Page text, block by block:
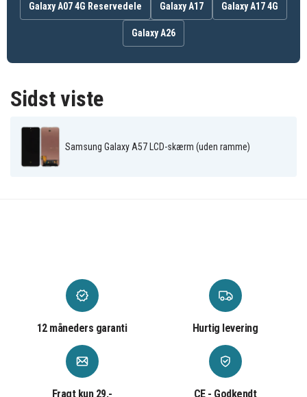
Galaxy A07 4G Reservedele Galaxy A17 Galaxy A17 4G
Galaxy A26
Sidst viste
Samsung Galaxy A57 LCD-skærm (uden ramme)
12 måneders garanti Hurtig levering
Fragt kun 29,- CE - Godkendt